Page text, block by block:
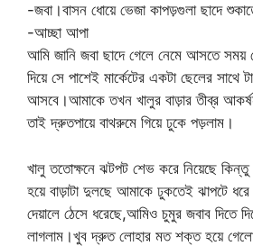
-জবা।বাসন ধোয়ে ভেজা কাপড়গুলা ছাদে
-আচ্ছা আপা
আমি জানি জবা ছাদে গেলে নেমে আসতে সময়
দিয়ে সে পাশেই মার্কেটের একটা ছেলের সাথে
আসবে।আমাকে তখন খালুর বাড়ার তীব্র
তাই দ্রুতপায়ে বাথরুমে গিয়ে ঢুকে পড়লাম।
খালু ততোক্ষনে ঝটপট শেভ করে নিয়েছে
হয়ে বাড়াটা দুলছে আমাকে ঢুকতেই ঝাপটে ধরে
দেয়ালে ঠেসে ধরেছে,আমিও চুমুর জবাব দিতে
লাগলাম।খুব দ্রুত লোহার মত শক্ত হয়ে